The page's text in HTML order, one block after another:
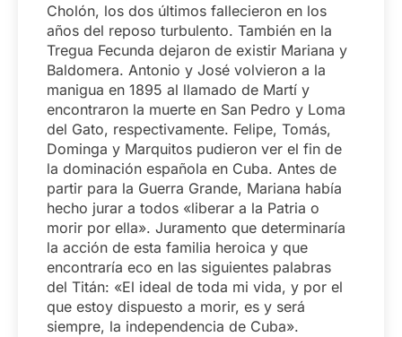
Cholón, los dos últimos fallecieron en los
años del reposo turbulento. También en la
Tregua Fecunda dejaron de existir Mariana y
Baldomera. Antonio y José volvieron a la
manigua en 1895 al llamado de Martí y
encontraron la muerte en San Pedro y Loma
del Gato, respectivamente. Felipe, Tomás,
Dominga y Marquitos pudieron ver el fin de
la dominación española en Cuba. Antes de
partir para la Guerra Grande, Mariana había
hecho jurar a todos «liberar a la Patria o
morir por ella». Juramento que determinaría
la acción de esta familia heroica y que
encontraría eco en las siguientes palabras
del Titán: «El ideal de toda mi vida, y por el
que estoy dispuesto a morir, es y será
siempre, la independencia de Cuba».